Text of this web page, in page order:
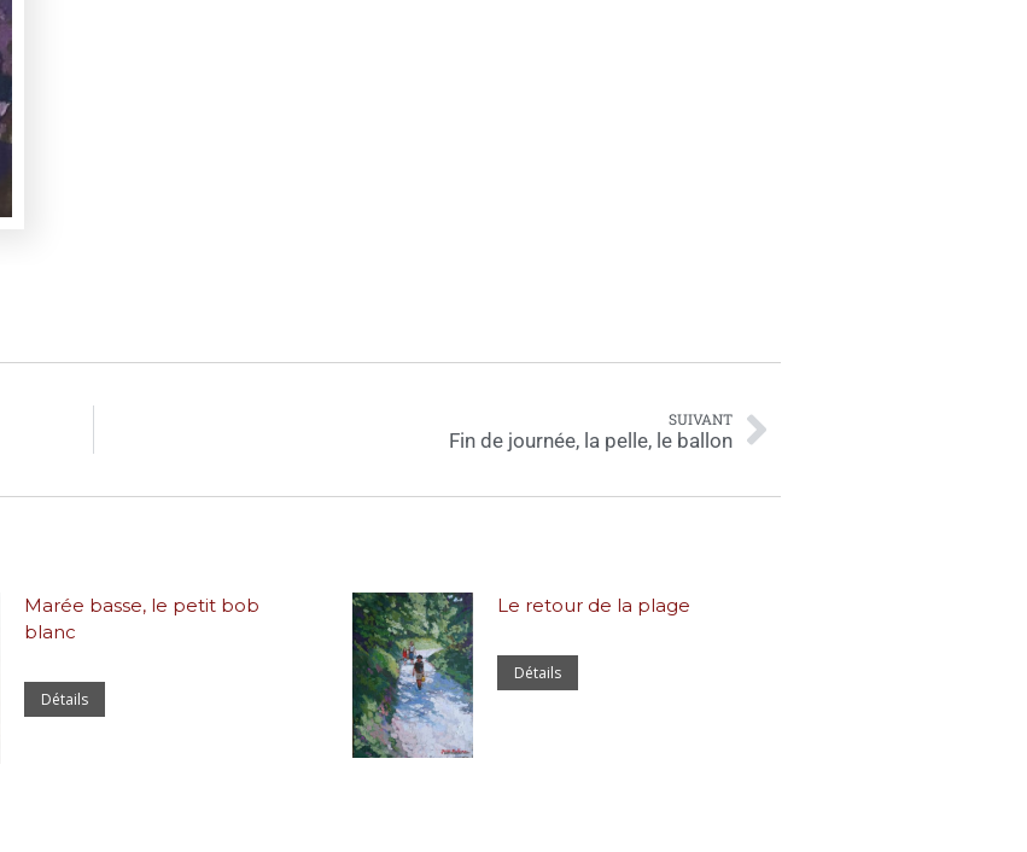
SUIVANT
Fin de journée, la pelle, le ballon
Marée basse, le petit bob
blanc
Détails
Le retour de la plage
Détails